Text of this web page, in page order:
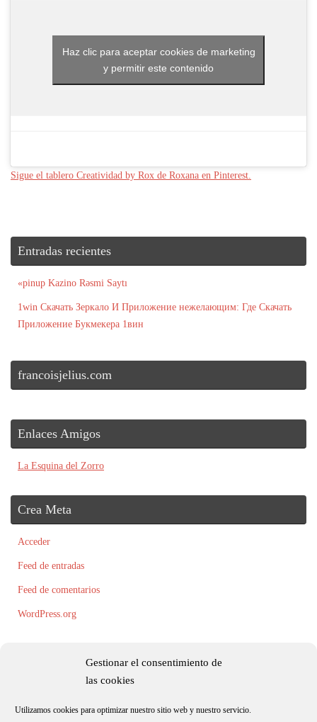
Gestionar el consentimiento de
las cookies
Utilizamos cookies para optimizar nuestro sitio web y nuestro servicio.
Haz clic para aceptar cookies de marketing
y permitir este contenido
Sigue el tablero Creatividad by Rox de Roxana en Pinterest.
Entradas recientes
«pinup Kazino Rəsmi Saytı
1win Скачать Зеркало И Приложение нежелающим: Где Скачать
Приложение Букмекера 1вин
francoisjelius.com
Enlaces Amigos
La Esquina del Zorro
Crea Meta
Acceder
Feed de entradas
Feed de comentarios
WordPress.org